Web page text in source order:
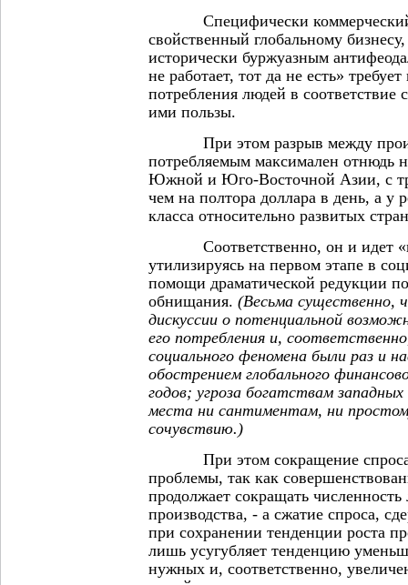
Специфически коммерческий
свойственный глобальному
исторически буржуазным
не работает, тот да не есть»
потребления людей в
ими пользы.
При этом разрыв между
потребляемым максимален
Южной и Юго-Восточной Азии, с
чем на полтора доллара в день, а у
класса относительно развитых
Соответственно, он и идет
утилизируясь на первом этапе в
помощи драматической редукции
обнищания. (Весьма существенно,
дискуссии о потенциальной
его потребления и,
социального феномена были раз и
обострением глобального
годов; угроза богатствам
места ни сантиментам, ни
сочувствию.)
При этом сокращение спроса
проблемы, так как
продолжает сокращать
производства, - а сжатие спроса,
при сохранении тенденции роста
лишь усугубляет тенденцию
нужных и, соответственно,